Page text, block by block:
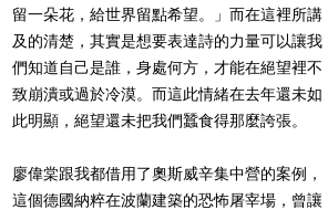
留一朵花，給世界留點希望。」而在這裡所講
及的清楚，其實是想要表達詩的力量可以讓我
們知道自己是誰，身處何方，才能在絕望裡不
致崩潰或過於冷漠。而這此情緒在去年還未如
此明顯，絕望還未把我們蠶食得那麼誇張。
廖偉棠跟我都借用了奧斯威辛集中營的案例，
這個德國納粹在波蘭建築的恐怖屠宰場，曾讓